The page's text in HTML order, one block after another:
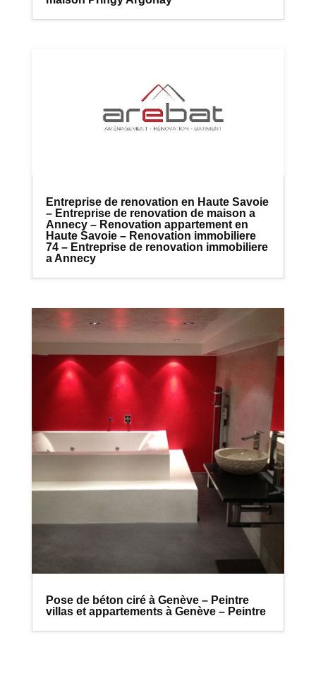
Entreprise de renovation en Haute Savoie
– Entreprise de renovation de maison a
Annecy – Renovation appartement en
Haute Savoie – Renovation immobiliere
74 – Entreprise de renovation immobiliere
a Annecy
Pose de béton ciré à Genève – Peintre
villas et appartements à Genève – Peintre